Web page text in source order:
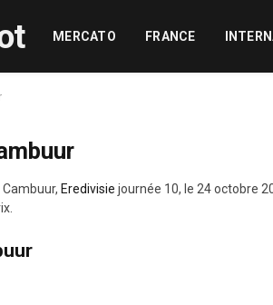
MERCATO FRANCE
Cambuur, Eredivisie journée 10, le 24 octobre